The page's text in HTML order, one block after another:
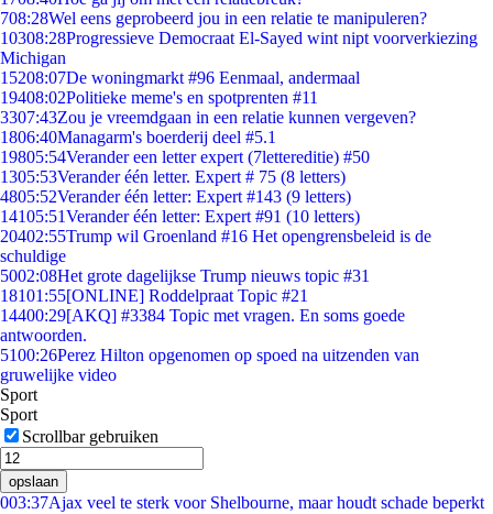
708:28Wel eens geprobeerd jou in een relatie te manipuleren?
10308:28Progressieve Democraat El-Sayed wint nipt voorverkiezing
Michigan
15208:07De woningmarkt #96 Eenmaal, andermaal
19408:02Politieke meme's en spotprenten #11
3307:43Zou je vreemdgaan in een relatie kunnen vergeven?
1806:40Managarm's boerderij deel #5.1
19805:54Verander een letter expert (7lettereditie) #50
1305:53Verander één letter. Expert # 75 (8 letters)
4805:52Verander één letter: Expert #143 (9 letters)
14105:51Verander één letter: Expert #91 (10 letters)
20402:55Trump wil Groenland #16 Het opengrensbeleid is de
schuldige
5002:08Het grote dagelijkse Trump nieuws topic #31
18101:55[ONLINE] Roddelpraat Topic #21
14400:29[AKQ] #3384 Topic met vragen. En soms goede
antwoorden.
5100:26Perez Hilton opgenomen op spoed na uitzenden van
gruwelijke video
Sport
Sport
Scrollbar gebruiken
opslaan
003:37Ajax veel te sterk voor Shelbourne, maar houdt schade beperkt